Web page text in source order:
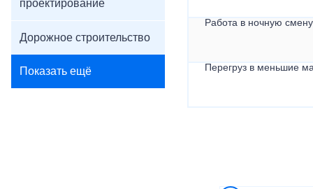
проектирование
Дорожное строительство
Показать ещё
Работа в ночную
Перегруз в меньшие